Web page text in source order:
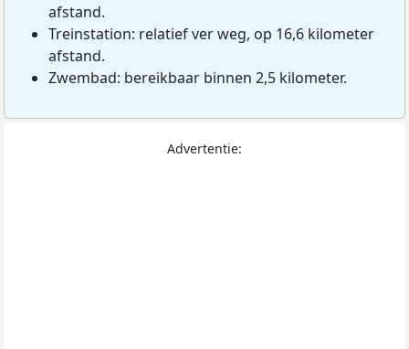
afstand.
Treinstation: relatief ver weg, op 16,6 kilometer
afstand.
Zwembad: bereikbaar binnen 2,5 kilometer.
Advertentie: